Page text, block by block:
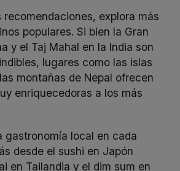
recomendaciones, explora más
populares. Si bien la Gran
y el Taj Mahal en la India son
lugares como las islas
montañas de Nepal ofrecen
enriquecedoras a los más
gastronomía local en cada
desde el sushi en Japón
en Tailandia y el dim sum en